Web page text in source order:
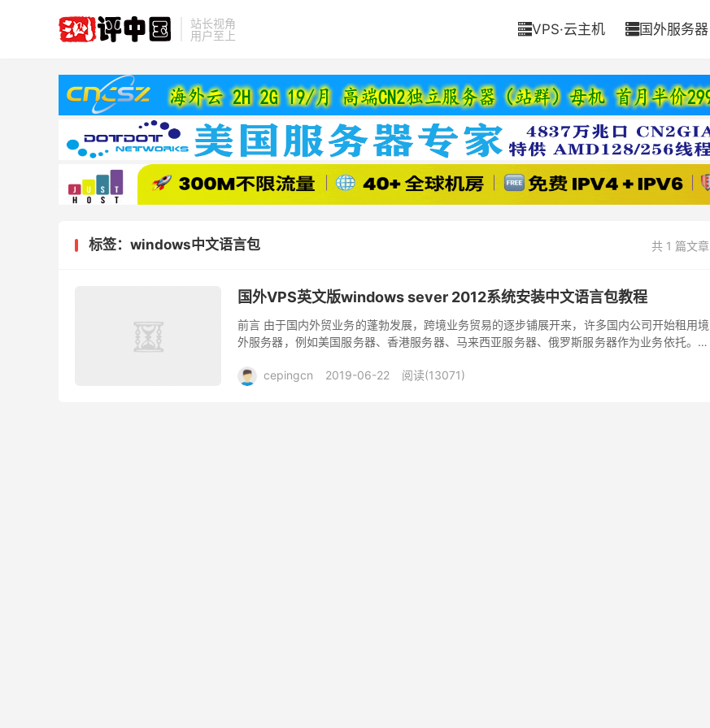
站长视角
用户至上
VPS·云主机 国外服务器
共 1 篇文章
标签：windows中文语言包
国外VPS英文版windows sever 2012系统安装中文语言包教程
前言 由于国内外贸业务的蓬勃发展，跨境业务贸易的逐步铺展开来，许多国内公司开始租用境
外服务器，例如美国服务器、香港服务器、马来西亚服务器、俄罗斯服务器作为业务依托。虽
cepingcn
2019-06-22 阅读(13071)